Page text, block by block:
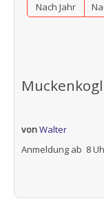
Nach Jahr
vonWalter
Anmeldung ab 8